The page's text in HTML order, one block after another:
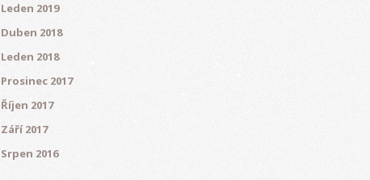
Leden 2019
Duben 2018
Leden 2018
Prosinec 2017
Říjen 2017
Září 2017
Srpen 2016